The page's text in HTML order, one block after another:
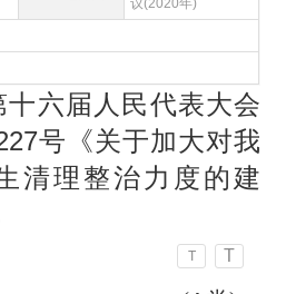
六届人民代表大会
号《关于加大对我
清理整治力度的建
T T